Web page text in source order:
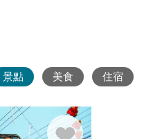
景點 美食 住宿